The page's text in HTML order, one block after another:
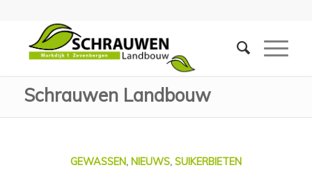
Schrauwen Landbouw
GEWASSEN, NIEUWS, SUIKERBIETEN